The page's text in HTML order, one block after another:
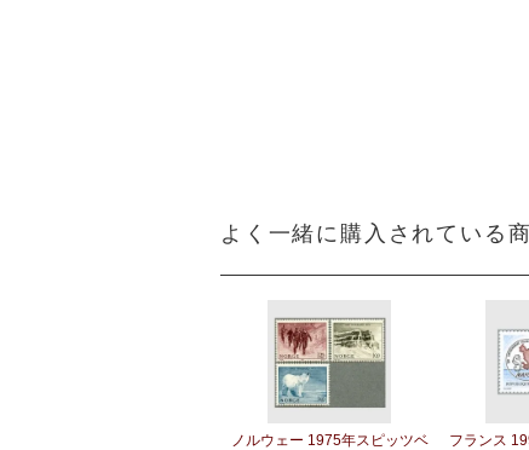
よく一緒に購入されている
ノルウェー 1975年スピッツベ
フランス